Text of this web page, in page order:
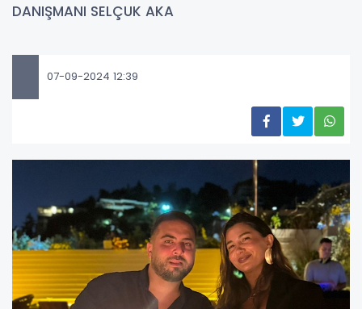
DANIŞMANI SELÇUK AKA
07-09-2024 12:39